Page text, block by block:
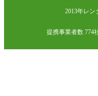
2013年レ
提携事業者数 774